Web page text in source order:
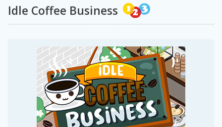
Idle Coffee Business